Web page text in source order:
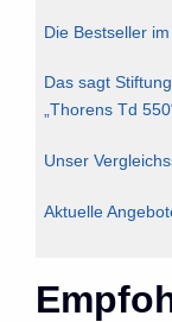
Die Bestseller
Das sagt
„Thorens Td
Unser
Aktuelle